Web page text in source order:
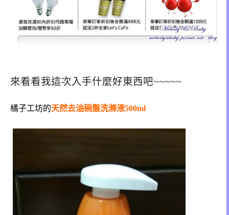
來看看我這次入手什麼好東西吧~~~~~
橘子工坊的天然去油碗盤洗滌液500ml